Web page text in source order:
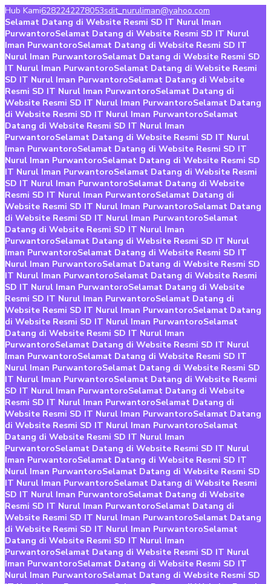
Hub Kami6282242278053sdit_nuruliman@yahoo.com
Selamat Datang di Website Resmi SD IT Nurul Iman
PurwantoroSelamat Datang di Website Resmi SD IT Nurul
Iman PurwantoroSelamat Datang di Website Resmi SD IT
Nurul Iman PurwantoroSelamat Datang di Website Resmi SD
IT Nurul Iman PurwantoroSelamat Datang di Website Resmi
SD IT Nurul Iman PurwantoroSelamat Datang di Website
Resmi SD IT Nurul Iman PurwantoroSelamat Datang di
Website Resmi SD IT Nurul Iman PurwantoroSelamat Datang
di Website Resmi SD IT Nurul Iman PurwantoroSelamat
Datang di Website Resmi SD IT Nurul Iman
PurwantoroSelamat Datang di Website Resmi SD IT Nurul
Iman PurwantoroSelamat Datang di Website Resmi SD IT
Nurul Iman PurwantoroSelamat Datang di Website Resmi SD
IT Nurul Iman PurwantoroSelamat Datang di Website Resmi
SD IT Nurul Iman PurwantoroSelamat Datang di Website
Resmi SD IT Nurul Iman PurwantoroSelamat Datang di
Website Resmi SD IT Nurul Iman PurwantoroSelamat Datang
di Website Resmi SD IT Nurul Iman PurwantoroSelamat
Datang di Website Resmi SD IT Nurul Iman
PurwantoroSelamat Datang di Website Resmi SD IT Nurul
Iman PurwantoroSelamat Datang di Website Resmi SD IT
Nurul Iman PurwantoroSelamat Datang di Website Resmi SD
IT Nurul Iman PurwantoroSelamat Datang di Website Resmi
SD IT Nurul Iman PurwantoroSelamat Datang di Website
Resmi SD IT Nurul Iman PurwantoroSelamat Datang di
Website Resmi SD IT Nurul Iman PurwantoroSelamat Datang
di Website Resmi SD IT Nurul Iman PurwantoroSelamat
Datang di Website Resmi SD IT Nurul Iman
PurwantoroSelamat Datang di Website Resmi SD IT Nurul
Iman PurwantoroSelamat Datang di Website Resmi SD IT
Nurul Iman PurwantoroSelamat Datang di Website Resmi SD
IT Nurul Iman PurwantoroSelamat Datang di Website Resmi
SD IT Nurul Iman PurwantoroSelamat Datang di Website
Resmi SD IT Nurul Iman PurwantoroSelamat Datang di
Website Resmi SD IT Nurul Iman PurwantoroSelamat Datang
di Website Resmi SD IT Nurul Iman PurwantoroSelamat
Datang di Website Resmi SD IT Nurul Iman
PurwantoroSelamat Datang di Website Resmi SD IT Nurul
Iman PurwantoroSelamat Datang di Website Resmi SD IT
Nurul Iman PurwantoroSelamat Datang di Website Resmi SD
IT Nurul Iman PurwantoroSelamat Datang di Website Resmi
SD IT Nurul Iman PurwantoroSelamat Datang di Website
Resmi SD IT Nurul Iman PurwantoroSelamat Datang di
Website Resmi SD IT Nurul Iman PurwantoroSelamat Datang
di Website Resmi SD IT Nurul Iman PurwantoroSelamat
Datang di Website Resmi SD IT Nurul Iman
PurwantoroSelamat Datang di Website Resmi SD IT Nurul
Iman PurwantoroSelamat Datang di Website Resmi SD IT
Nurul Iman PurwantoroSelamat Datang di Website Resmi SD